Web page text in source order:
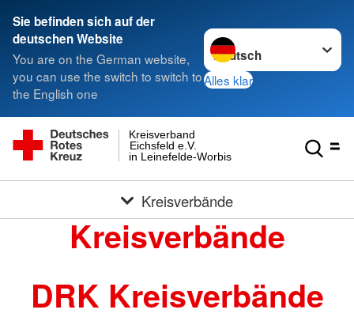
Sie befinden sich auf der
deutschen Website
You are on the German website,
you can use the switch to switch to
the English one
Sprache wechseln zu
Alles klar
in Leinefelde-Worbis
Eichsfeld e.V.
Kreisverband
Kreisverbände
Kreisverbände
DRK Kreisverbände